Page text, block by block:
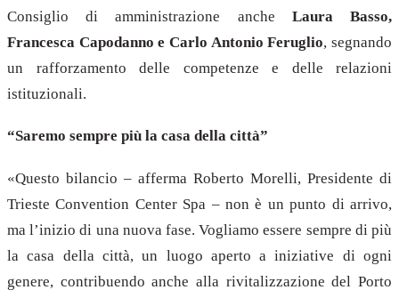
Consiglio di amministrazione anche Laura Basso,
Francesca Capodanno e Carlo Antonio Feruglio, segnando
un rafforzamento delle competenze e delle relazioni
istituzionali.
“Saremo sempre più la casa della città”
«Questo bilancio – afferma Roberto Morelli, Presidente di
Trieste Convention Center Spa – non è un punto di arrivo,
ma l’inizio di una nuova fase. Vogliamo essere sempre di più
la casa della città, un luogo aperto a iniziative di ogni
genere, contribuendo anche alla rivitalizzazione del Porto